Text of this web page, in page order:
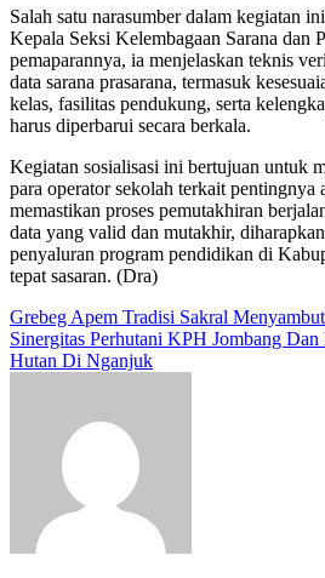
Salah satu narasumber dalam kegiatan
Kepala Seksi Kelembagaan Sarana dan
pemaparannya, ia menjelaskan teknis
data sarana prasarana, termasuk
kelas, fasilitas pendukung, serta
harus diperbarui secara berkala.
Kegiatan sosialisasi ini bertujuan untuk
para operator sekolah terkait pentingnya
memastikan proses pemutakhiran
data yang valid dan mutakhir,
penyaluran program pendidikan di
tepat sasaran. (Dra)
Navigasi
pos
Grebeg Apem Tradisi Sakral
Sinergitas Perhutani KPH Jombang Dan
Hutan Di Nganjuk